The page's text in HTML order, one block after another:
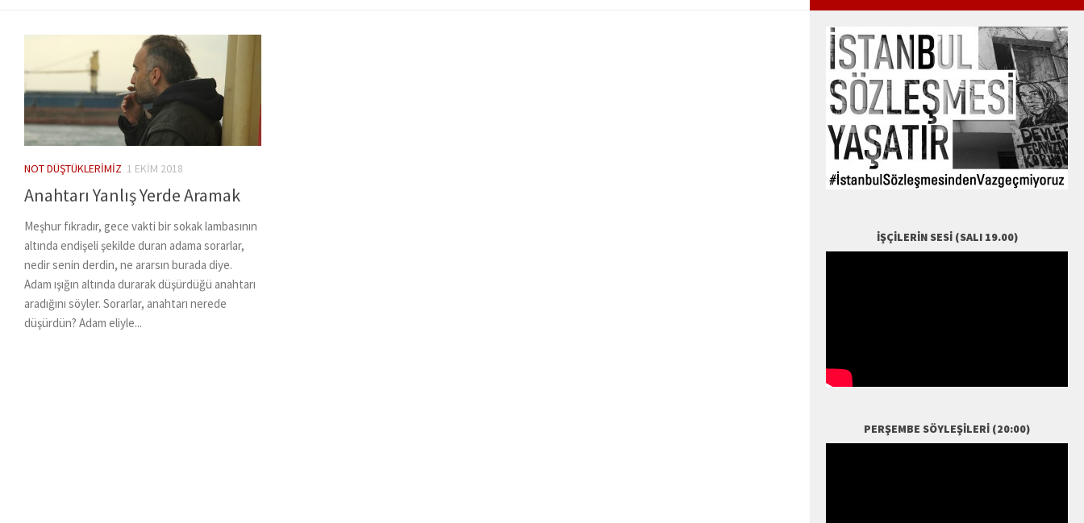
NOT DÜŞTÜKLERIMIZ 1 EKIM 2018
Anahtarı Yanlış Yerde Aramak
Meşhur fıkradır, gece vakti bir sokak lambasının
altında endişeli şekilde duran adama sorarlar,
nedir senin derdin, ne ararsın burada diye.
Adam ışığın altında durarak düşürdüğü anahtarı
aradığını söyler. Sorarlar, anahtarı nerede
düşürdün? Adam eliyle...
İŞÇILERIN SESI (SALI 19.00)
PERŞEMBE SÖYLEŞILERI (20:00)